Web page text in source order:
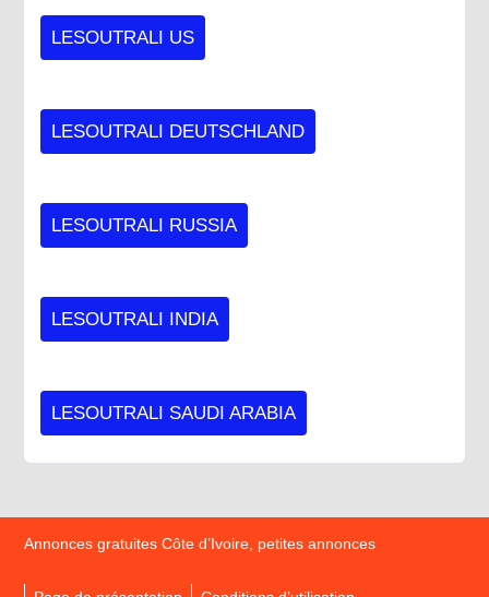
LESOUTRALI US
LESOUTRALI DEUTSCHLAND
LESOUTRALI RUSSIA
LESOUTRALI INDIA
LESOUTRALI SAUDI ARABIA
Annonces gratuites Côte d’Ivoire, petites annonces